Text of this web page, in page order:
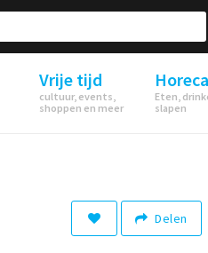
Vrije tijd
cultuur, events,
shoppen en meer
Horeca
Eten,
slapen
Delen